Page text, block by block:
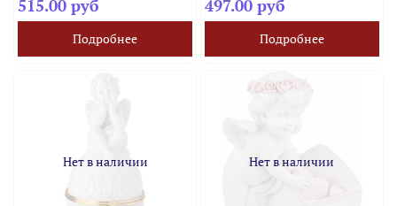
515.00 руб
Подробнее
497.00 руб
Подробнее
Нет в наличии Нет в наличии